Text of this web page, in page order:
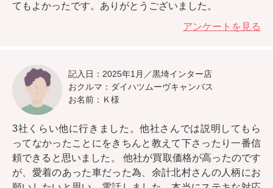
てもよかったです。ありがとうございました。
アンケートを見る
記入日：2025年1月／黒埼インター店
おクルマ：ダイハツムーヴキャンバス
お名前：Ｋ様
3社くらい他に行きました。他社さんでは説明してもら
ってなかったことにをきちんと教えて下さったり一番信
頼できると思いました。 他社が買取価格が高ったのです
が、愛着のあった車だった為、余計北村さんの人柄にお